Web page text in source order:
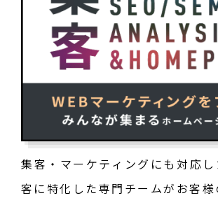
集客・マーケティングにも対応
客に特化した専門チームがお客